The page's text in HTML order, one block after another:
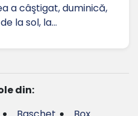
a câştigat, duminică,
la sol, la…
din: